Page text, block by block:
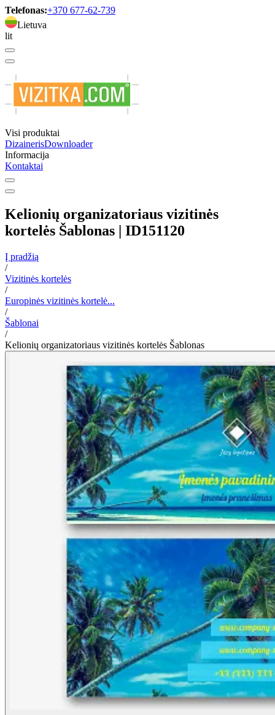
Telefonas:+370 677-62-739
Lietuva
lit
Visi produktai
DizainerisDownloader
Informacija
Kontaktai
Kelionių organizatoriaus vizitinės
kortelės Šablonas | ID151120
Į pradžią
/
Vizitinės kortelės
/
Europinės vizitinės kortelė...
/
Šablonai
/
Kelionių organizatoriaus vizitinės kortelės Šablonas